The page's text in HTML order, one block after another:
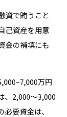
資で賄うこと
己資産を用意
金の補填にも
万円
、2,000～3,000
要資金は、